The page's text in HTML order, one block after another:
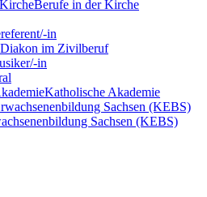
Berufe in der Kirche
in
Diakon im Zivilberuf
in
Katholische Akademie
Sachsen (KEBS)